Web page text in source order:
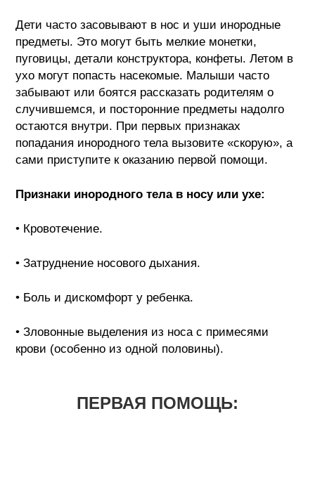
Дети часто засовывают в нос и уши инородные
предметы. Это могут быть мелкие монетки,
пуговицы, детали конструктора, конфеты. Летом в
ухо могут попасть насекомые. Малыши часто
забывают или боятся рассказать родителям о
случившемся, и посторонние предметы надолго
остаются внутри. При первых признаках
попадания инородного тела вызовите «скорую», а
сами приступите к оказанию первой помощи.
Признаки инородного тела в носу или ухе:
• Кровотечение.
• Затруднение носового дыхания.
• Боль и дискомфорт у ребенка.
• Зловонные выделения из носа с примесями
крови (особенно из одной половины).
ПЕРВАЯ ПОМОЩЬ: